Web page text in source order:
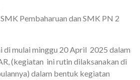
Pembaharuan dan SMK PN 2
di mulai minggu 20 April 2025 dalam
(kegiatan ini rutin dilaksanakan di
dalam bentuk kegiatan